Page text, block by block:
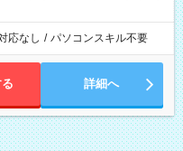
応なし / パソコンスキル不要
詳細へ